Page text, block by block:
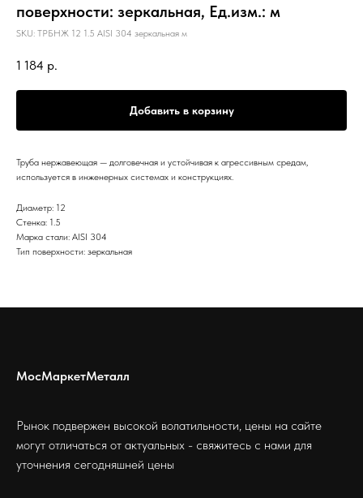
поверхности: зеркальная, Ед.изм.: м
SKU: ТРБНЖ 12 1.5 AISI 304 зеркальная м
1 184 р.
Добавить в корзину
Труба нержавеющая — долговечная и устойчивая к агрессивным средам,
используется в инженерных системах и конструкциях.
Диаметр: 12
Стенка: 1.5
Марка стали: AISI 304
Тип поверхности: зеркальная
МосМаркетМеталл
Рынок подвержен высокой волатильности, цены на сайте
могут отличаться от актуальных - свяжитесь с нами для
уточнения сегодняшней цены